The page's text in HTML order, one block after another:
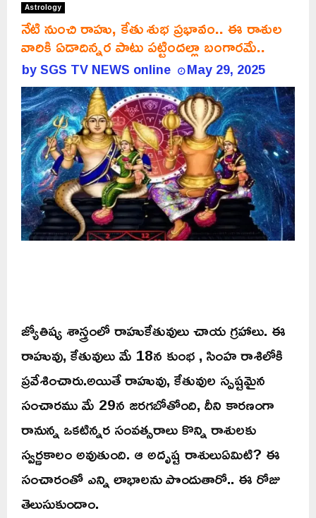
Astrology
నేటి నుంచి రాహు, కేతు శుభ ప్రభావం.. ఈ రాశుల
వారికి ఏడాదిన్నర పాటు పట్టిందల్లా బంగారమే..
bySGS TV NEWS online May 29, 2025
జ్యోతిష్య శాస్త్రంలో రాహుకేతువులు చాయ గ్రహాలు. ఈ
రాహువు, కేతువులు మే 18న కుంభ , సింహ రాశిలోకి
ప్రవేశించారు.అయితే రాహువు, కేతువుల స్పష్టమైన
సంచారము మే 29న జరగబోతోంది, దీని కారణంగా
రానున్న ఒకటిన్నర సంవత్సరాలు కొన్ని రాశులకు
స్వర్ణకాలం అవుతుంది. ఆ అదృష్ట రాశులుఏమిటి? ఈ
సంచారంతో ఎన్ని లాభాలను పొందుతారో.. ఈ రోజు
తెలుసుకుందాం.